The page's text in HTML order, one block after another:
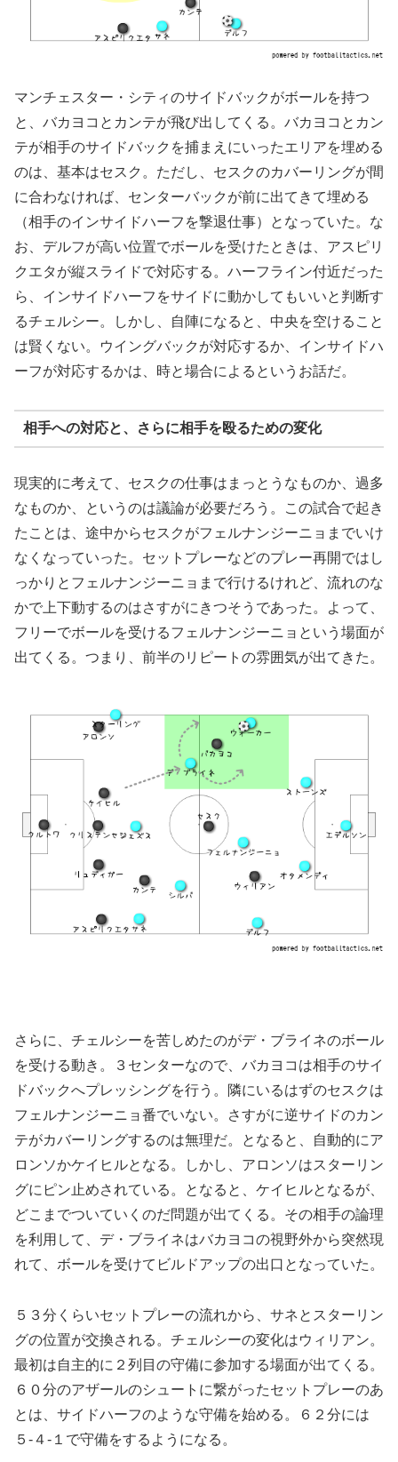
マンチェスター・シティのサイドバックがボールを持つ
と、バカヨコとカンテが飛び出してくる。バカヨコとカン
テが相手のサイドバックを捕まえにいったエリアを埋める
のは、基本はセスク。ただし、セスクのカバーリングが間
に合わなければ、センターバックが前に出てきて埋める
（相手のインサイドハーフを撃退仕事）となっていた。な
お、デルフが高い位置でボールを受けたときは、アスピリ
クエタが縦スライドで対応する。ハーフライン付近だった
ら、インサイドハーフをサイドに動かしてもいいと判断す
るチェルシー。しかし、自陣になると、中央を空けること
は賢くない。ウイングバックが対応するか、インサイドハ
ーフが対応するかは、時と場合によるというお話だ。
相手への対応と、さらに相手を殴るための変化
現実的に考えて、セスクの仕事はまっとうなものか、過多
なものか、というのは議論が必要だろう。この試合で起き
たことは、途中からセスクがフェルナンジーニョまでいけ
なくなっていった。セットプレーなどのプレー再開ではし
っかりとフェルナンジーニョまで行けるけれど、流れのな
かで上下動するのはさすがにきつそうであった。よって、
フリーでボールを受けるフェルナンジーニョという場面が
出てくる。つまり、前半のリピートの雰囲気が出てきた。
さらに、チェルシーを苦しめたのがデ・ブライネのボール
を受ける動き。３センターなので、バカヨコは相手のサイ
ドバックへプレッシングを行う。隣にいるはずのセスクは
フェルナンジーニョ番でいない。さすがに逆サイドのカン
テがカバーリングするのは無理だ。となると、自動的にア
ロンソかケイヒルとなる。しかし、アロンソはスターリン
グにピン止めされている。となると、ケイヒルとなるが、
どこまでついていくのだ問題が出てくる。その相手の論理
を利用して、デ・ブライネはバカヨコの視野外から突然現
れて、ボールを受けてビルドアップの出口となっていた。
５３分くらいセットプレーの流れから、サネとスターリン
グの位置が交換される。チェルシーの変化はウィリアン。
最初は自主的に２列目の守備に参加する場面が出てくる。
６０分のアザールのシュートに繋がったセットプレーのあ
とは、サイドハーフのような守備を始める。６２分には
５-４-１で守備をするようになる。